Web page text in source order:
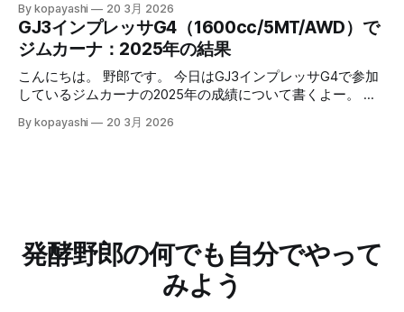
ング的なランニングにAppleWatchも併用開始 冬場の心拍数
トレーニング的なランニング 続きはリンクからどうぞー。
記事一覧はこちら：制御と観察の記録 （過去記事一覧はこ
ちら）
3. 両面強めの塩コショウをしてすりこむ 4. 網の上に乗せ
て、お皿に乗せて、冷蔵庫で乾燥させる 1. 日数はお好みで
2. 半生～ガチガチまで調整可能 5. 可能なら毎日裏返す 6. 取
り出して適当な大きさに切って食べる 7. 美味しいねー 安全
について 簡単だけど、このやり方が出来上がる何かはそも
そも「鮭とば」なのかとか、食中毒を予防できているのか、
アニサキスなど寄生虫は大丈夫か、とかは不明です。 安全
最適化していけばいいのかなと思うよー。 緒言 コパヤシは
知命って50代なんだけど、いままで病気らしい病気をしたこ
ともありませんでした。最近になって子供が病気になった
り、自分も喘息と判明したりと、服薬や自宅での検査（検
尿）をすることになりました。そのときの思考過程や試行錯
しに次男（当時３歳）の太ももを触った時、なんだかいつも
で、長期の服薬が予想されるし、状況が悪いほうに倒れると
後遺症とか副作用が出そう。服薬は絶対忘れたらいけない。
By kopayashi 20 3月 2026
GJ3インプレッサG4（1600cc/5MT/AWD）で
ジムカーナ：2025年の結果
こんにちは。 野郎です。 今日はGJ3インプレッサG4で参加
しているジムカーナの2025年の成績について書くよー。 結
ひゃっほー。 GJ3インプレッサG4に乗り換えた 何年かNCロ
かジムカーナがやりたくなったら走れるだろうって考えたの
もこの車にした要因でした。 2024年 多分だけど、2024年の
夏くらいに、初心者歓迎を明言している草ジムカーナってい
うの？公式ではない隔月開催の大会に混ぜてもらうようにな
By kopayashi 20 3月 2026
発酵野郎の何でも自分でやって
みよう